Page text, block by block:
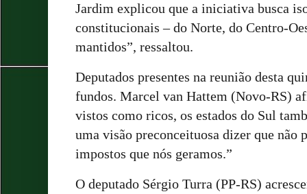
Jardim explicou que a iniciativa busca
constitucionais – do Norte, do Centro-
mantidos”, ressaltou.
Deputados presentes na reunião desta
fundos. Marcel van Hattem (Novo-RS)
vistos como ricos, os estados do Sul
uma visão preconceituosa dizer que não
impostos que nós geramos.”
O deputado Sérgio Turra (PP-RS)